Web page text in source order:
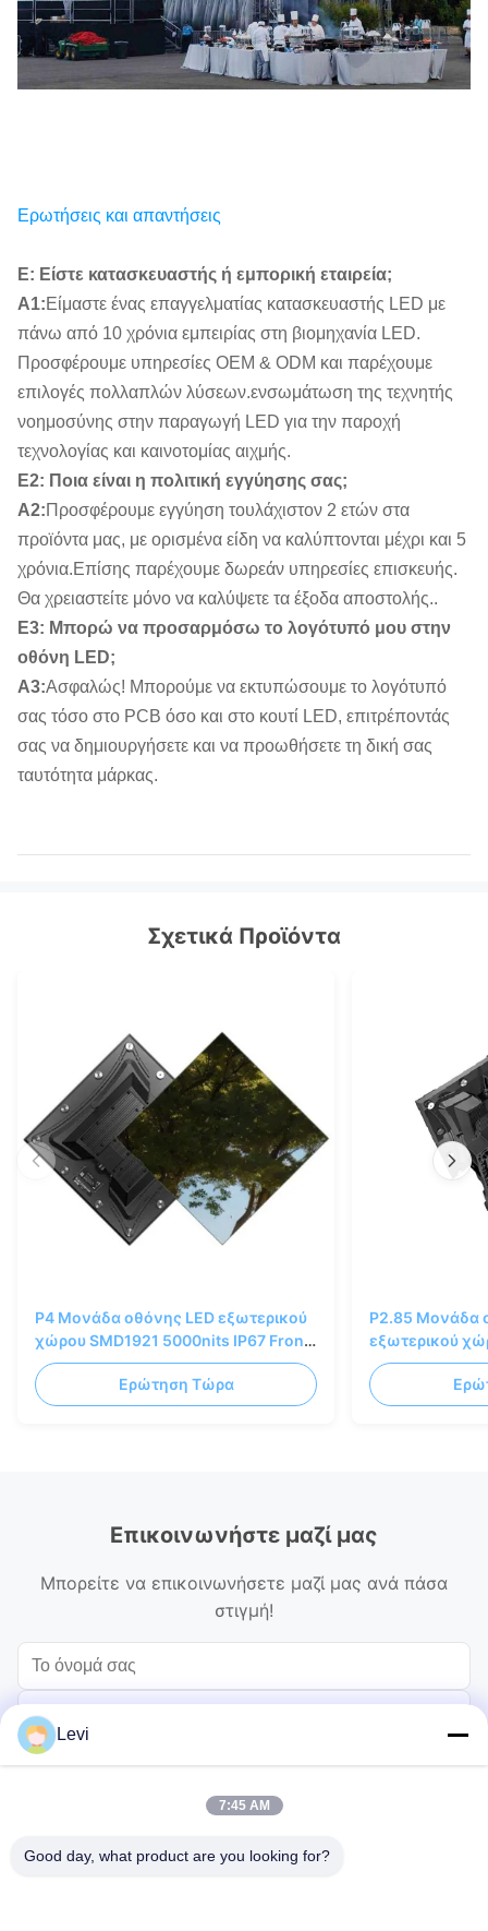
Ερωτήσεις και απαντήσεις
Ε: Είστε κατασκευαστής ή εμπορική εταιρεία;
Α1:Είμαστε ένας επαγγελματίας κατασκευαστής LED με
πάνω από 10 χρόνια εμπειρίας στη βιομηχανία LED.
Προσφέρουμε υπηρεσίες OEM & ODM και παρέχουμε
επιλογές πολλαπλών λύσεων.ενσωμάτωση της τεχνητής
νοημοσύνης στην παραγωγή LED για την παροχή
τεχνολογίας και καινοτομίας αιχμής.
Ε2: Ποια είναι η πολιτική εγγύησης σας;
Α2:Προσφέρουμε εγγύηση τουλάχιστον 2 ετών στα
προϊόντα μας, με ορισμένα είδη να καλύπτονται μέχρι και 5
χρόνια.Επίσης παρέχουμε δωρεάν υπηρεσίες επισκευής.
Θα χρειαστείτε μόνο να καλύψετε τα έξοδα αποστολής..
Ε3: Μπορώ να προσαρμόσω το λογότυπό μου στην
οθόνη LED;
Α3:Ασφαλώς! Μπορούμε να εκτυπώσουμε το λογότυπό
σας τόσο στο PCB όσο και στο κουτί LED, επιτρέποντάς
σας να δημιουργήσετε και να προωθήσετε τη δική σας
ταυτότητα μάρκας.
Σχετικά Προϊόντα
P4 Μονάδα οθόνης LED εξωτερικού
χώρου SMD1921 5000nits IP67 Front
Service 320x320mm
Ερώτηση Τώρα
P2.85 Μονάδα
εξωτερικού
Front Service
Επικοινωνήστε μαζί μας
Μπορείτε να επικοινωνήσετε μαζί μας ανά πάσα
στιγμή!
Levi
7:45 AM
Good day, what product are you looking for?